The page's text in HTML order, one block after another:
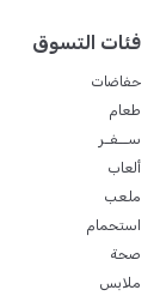
فئات التسوق
حفاضات
طعام
ســفـر
ألعاب
ملعب
استحمام
صحة
ملابس